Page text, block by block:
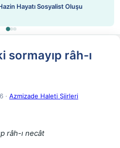
Hayatı Sosyalist Oluşu
sormayıp râh-ı
· Azmizade Haleti Şiirleri
râh-ı necât